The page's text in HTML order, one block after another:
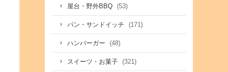
屋台・野外BBQ (53)
パン・サンドイッチ (171)
ハンバーガー (48)
スイーツ・お菓子 (321)